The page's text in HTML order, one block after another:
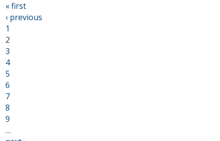
« first
‹ previous
1
2
3
4
5
6
7
8
9
…